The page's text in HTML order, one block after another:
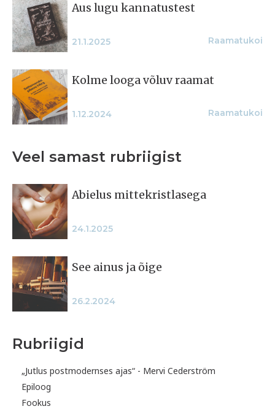
Aus lugu kannatustest
21.1.2025 Raamatukoi
Kolme looga võluv raamat
1.12.2024 Raamatukoi
Veel samast rubriigist
Abielus mitte­kristlasega
24.1.2025
See ainus ja õige
26.2.2024
Rubriigid
„Jutlus postmodernses ajas“ - Mervi Cederström
Epiloog
Fookus